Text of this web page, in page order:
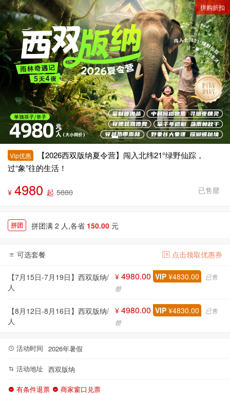
拼购折扣
Vip优惠
【2026西双版纳夏令营】闯入北纬21°绿野仙踪，
过“象”往的生活！
¥ 4980 起 5880 已售罄
拼团 拼团满 2 人,各省 150.00 元
可选套餐 点击领取优惠券
【7月15日-7月19日】西双版纳/
人
¥ 4980.00 VIP¥4830.00
已售
罄
【8月12日-8月16日】西双版纳/
人
¥ 4980.00 VIP¥4830.00
已售
罄
活动时间 2026年暑假
活动地址 西双版纳
有条件退票 商家窗口兑票